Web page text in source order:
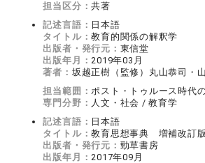
担当区分：共著
記述言語： 日本語
タイトル：教育的関係の解釈学
出版者・発行元： 東信堂
出版年月：2019年03月
著者： 坂越正樹（監修）丸山恭司・
担当範囲：ポスト・トゥルース時代
専門分野： 人文・社会 / 教育学
記述言語： 日本語
タイトル：教育思想事典 増補改訂版
出版者・発行元： 勁草書房
出版年月：2017年09月